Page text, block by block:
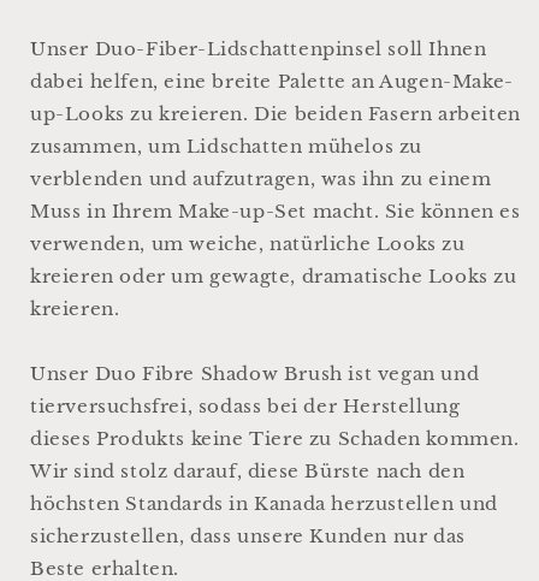
Unser Duo-Fiber-Lidschattenpinsel soll Ihnen
dabei helfen, eine breite Palette an Augen-Make-
up-Looks zu kreieren. Die beiden Fasern arbeiten
zusammen, um Lidschatten mühelos zu
verblenden und aufzutragen, was ihn zu einem
Muss in Ihrem Make-up-Set macht. Sie können es
verwenden, um weiche, natürliche Looks zu
kreieren oder um gewagte, dramatische Looks zu
kreieren.
Unser Duo Fibre Shadow Brush ist vegan und
tierversuchsfrei, sodass bei der Herstellung
dieses Produkts keine Tiere zu Schaden kommen.
Wir sind stolz darauf, diese Bürste nach den
höchsten Standards in Kanada herzustellen und
sicherzustellen, dass unsere Kunden nur das
Beste erhalten.